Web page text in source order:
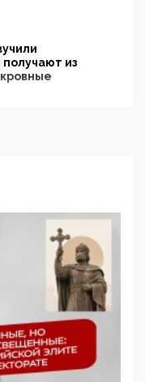
из
но
намерено
право
объекты от
с